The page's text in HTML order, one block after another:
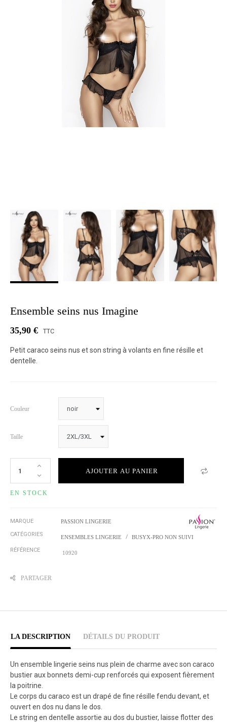
Ensemble seins nus Imagine
35,90 € TTC
Petit caraco seins nus et son string à volants en fine résille et
dentelle.
Couleur
Taille
AJOUTER AU PANIER
EN STOCK
MARQUE PASSION LINGERIE
CATÉGORIES ENSEMBLES LINGERIE BUSYX-PRO NON SUIVI
RÉFÉRENCE 10920
PARTAGER
LA DESCRIPTION DÉTAILS DU PRODUIT
Un ensemble lingerie seins nus plein de charme avec son caraco
bustier aux bonnets demi-cup renforcés qui exposent fièrement
la poitrine.
Le corps du caraco est un drapé de fine résille fendu devant, et
ouvert en dos nu dans le dos.
Le string en dentelle assortie au dos du bustier, laisse flotter des